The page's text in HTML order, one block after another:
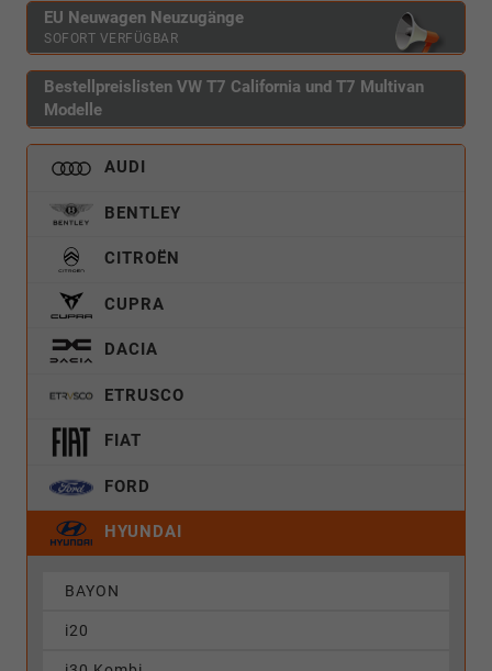
EU Neuwagen Neuzugänge
SOFORT VERFÜGBAR
Bestellpreislisten VW T7 California und T7 Multivan
Modelle
AUDI
BENTLEY
CITROËN
CUPRA
DACIA
ETRUSCO
FIAT
FORD
HYUNDAI
BAYON
i20